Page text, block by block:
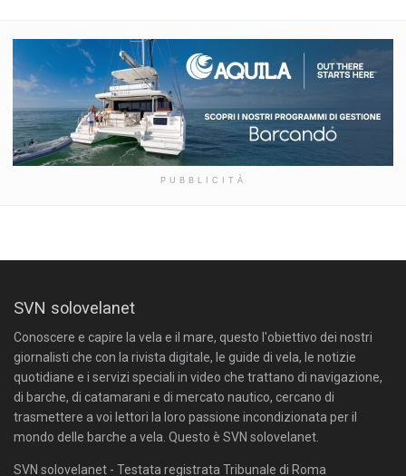
PUBBLICITÀ
SVN solovelanet
Conoscere e capire la vela e il mare, questo l'obiettivo dei nostri
giornalisti che con la rivista digitale, le guide di vela, le notizie
quotidiane e i servizi speciali in video che trattano di navigazione,
di barche, di catamarani e di mercato nautico, cercano di
trasmettere a voi lettori la loro passione incondizionata per il
mondo delle barche a vela. Questo è SVN solovelanet.
SVN solovelanet - Testata registrata Tribunale di Roma